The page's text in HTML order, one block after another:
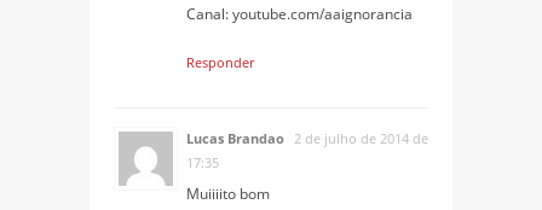
Canal: youtube.com/aaignorancia
Responder
Lucas Brandao 2 de julho de 2014 de
17:35
Muiiiito bom